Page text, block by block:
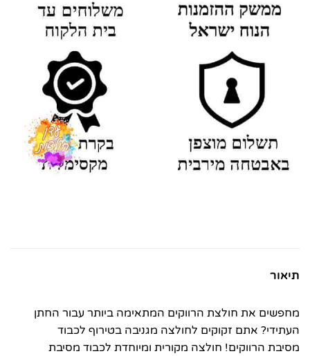
תיאור
מחפשים את חולצת הרווקים המתאימה ביותר עבור החתן
העתידי? אתם זקוקים לחולצה מגניבה בטירוף לכבוד
מסיבת הרווקים! חולצה מקורית ומיוחדת לכבוד מסיבת